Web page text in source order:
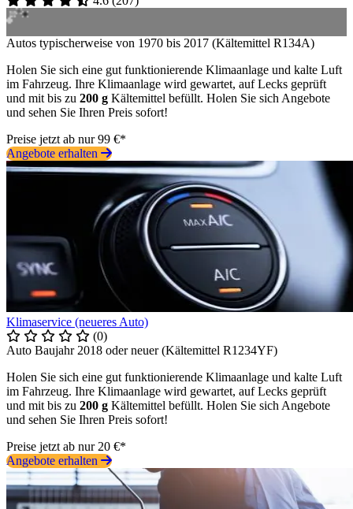
Autos typischerweise von 1970 bis 2017 (Kältemittel R134A)
Holen Sie sich eine gut funktionierende Klimaanlage und kalte Luft
im Fahrzeug. Ihre Klimaanlage wird gewartet, auf Lecks geprüft
und mit bis zu 200 g Kältemittel befüllt. Holen Sie sich Angebote
und sehen Sie Ihren Preis sofort!
Preise jetzt ab nur 99 €*
Angebote erhalten
Klimaservice (neueres Auto)
(0)
Auto Baujahr 2018 oder neuer (Kältemittel R1234YF)
Holen Sie sich eine gut funktionierende Klimaanlage und kalte Luft
im Fahrzeug. Ihre Klimaanlage wird gewartet, auf Lecks geprüft
und mit bis zu 200 g Kältemittel befüllt. Holen Sie sich Angebote
und sehen Sie Ihren Preis sofort!
Preise jetzt ab nur 20 €*
Angebote erhalten